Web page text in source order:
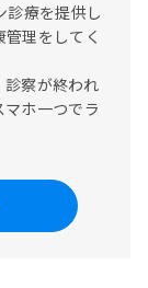
診療を提供し
理をしてく
察が終われ
ホ一つでラ